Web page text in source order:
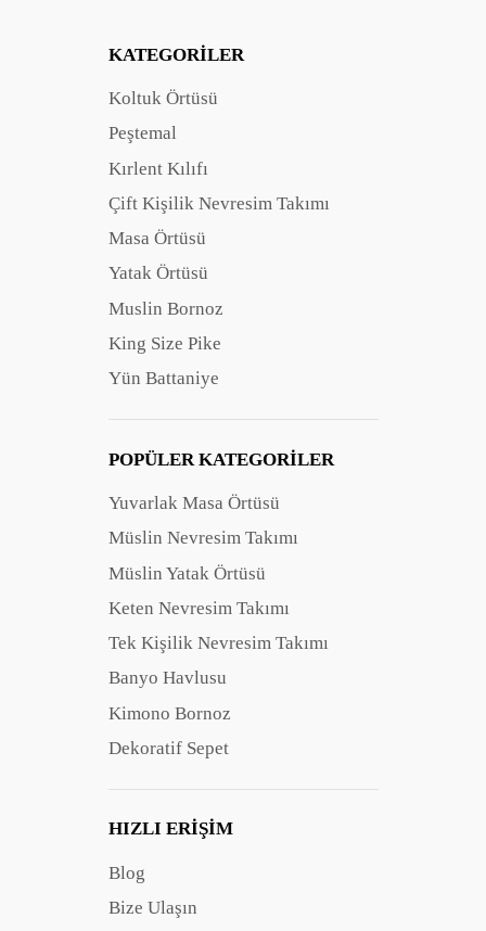
KATEGORILER
Koltuk Örtüsü
Peştemal
Kırlent Kılıfı
Çift Kişilik Nevresim Takımı
Masa Örtüsü
Yatak Örtüsü
Muslin Bornoz
King Size Pike
Yün Battaniye
POPÜLER KATEGORILER
Yuvarlak Masa Örtüsü
Müslin Nevresim Takımı
Müslin Yatak Örtüsü
Keten Nevresim Takımı
Tek Kişilik Nevresim Takımı
Banyo Havlusu
Kimono Bornoz
Dekoratif Sepet
HIZLI ERIŞIM
Blog
Bize Ulaşın